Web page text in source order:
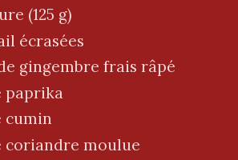
(125 g)
écrasées
gingembre frais râpé
paprika
cumin
coriandre moulue